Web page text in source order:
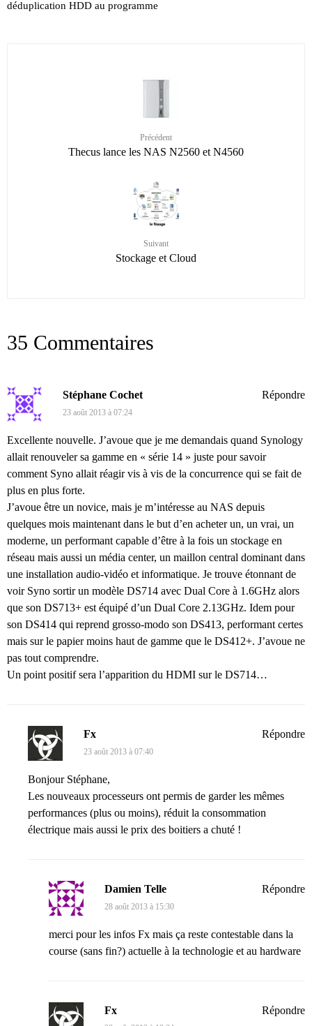
déduplication HDD au programme
Précédent
Thecus lance les NAS N2560 et N4560
Suivant
Stockage et Cloud
35 Commentaires
Stéphane Cochet
23 août 2013 à 07:24
Excellente nouvelle. J’avoue que je me demandais quand Synology
allait renouveler sa gamme en « série 14 » juste pour savoir
comment Syno allait réagir vis à vis de la concurrence qui se fait de
plus en plus forte.
J’avoue être un novice, mais je m’intéresse au NAS depuis
quelques mois maintenant dans le but d’en acheter un, un vrai, un
moderne, un performant capable d’être à la fois un stockage en
réseau mais aussi un média center, un maillon central dominant dans
une installation audio-vidéo et informatique. Je trouve étonnant de
voir Syno sortir un modèle DS714 avec Dual Core à 1.6GHz alors
que son DS713+ est équipé d’un Dual Core 2.13GHz. Idem pour
son DS414 qui reprend grosso-modo son DS413, performant certes
mais sur le papier moins haut de gamme que le DS412+. J’avoue ne
pas tout comprendre.
Un point positif sera l’apparition du HDMI sur le DS714…
Répondre
Fx
23 août 2013 à 07:40
Bonjour Stéphane,
Les nouveaux processeurs ont permis de garder les mêmes
performances (plus ou moins), réduit la consommation
électrique mais aussi le prix des boitiers a chuté !
Répondre
Damien Telle
28 août 2013 à 15:30
merci pour les infos Fx mais ça reste contestable dans la
course (sans fin?) actuelle à la technologie et au hardware
Répondre
Fx Répondre